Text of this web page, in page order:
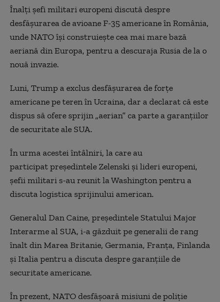
Înalți șefi militari europeni discută despre
desfășurarea de avioane F-35 americane în România,
unde NATO își construiește cea mai mare bază
aeriană din Europa, pentru a descuraja Rusia delao
nouă invazie.
Luni, Trump a exclus desfășurarea de forțe
americane pe teren în Ucraina, dar a declarat că este
dispus să ofere sprijin „aerian” ca parte a garanțiilor
de securitate ale SUA.
În urma acestei întâlniri, la care au
participat președintele Zelenski și lideri europeni,
șefii militari s-au reunit la Washington pentru a
discuta logistica sprijinului american.
Generalul Dan Caine, președintele Statului Major
Interarme al SUA, i-a găzduit pe generalii de rang
înalt din Marea Britanie, Germania, Franța, Finlanda
și Italia pentru a discuta despre garanțiile de
securitate americane.
În prezent, NATO desfășoară misiuni de poliție